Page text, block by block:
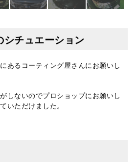
チュエーション
あるコーティング屋さんにお願いし
しないのでプロショップにお願いし
いただけました。